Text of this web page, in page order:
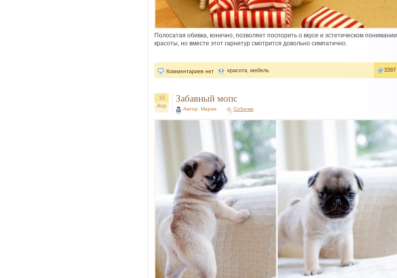
Полосатая обивка, конечно, позволяет поспорить о вкусе и эстетическом понимании
красоты, но вместе этот гарнитур смотрится довольно симпатично.
Комментариев нет красота мебель 3397
15
Апр
Забавный мопс
Автор: Мария Собачки